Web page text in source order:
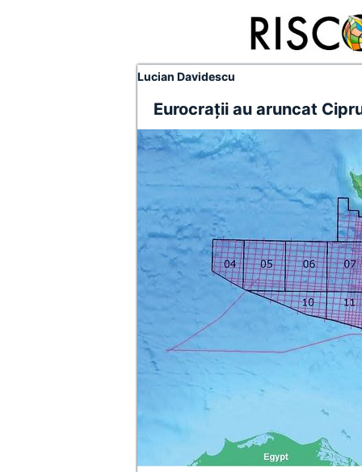
Lucian Davidescu
Eurocraţii au aruncat